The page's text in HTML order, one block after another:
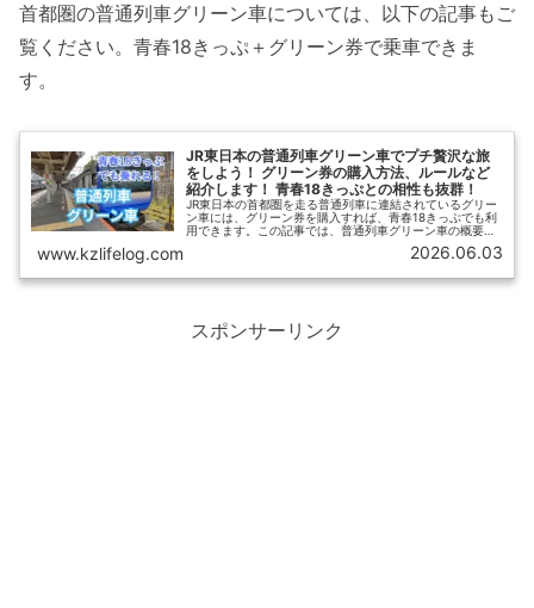
首都圏の普通列車グリーン車については、以下の記事もご
覧ください。青春18きっぷ＋グリーン券で乗車できま
す。
JR東日本の普通列車グリーン車でプチ贅沢な旅
をしよう！ グリーン券の購入方法、ルールなど
紹介します！ 青春18きっぷとの相性も抜群！
JR東日本の首都圏を走る普通列車に連結されているグリー
ン車には、グリーン券を購入すれば、青春18きっぷでも利
用できます。この記事では、普通列車グリーン車の概要、
グリーン券の購入方法、混雑状況、【青春18きっぷナビ】
www.kzlifelog.com 2026.06.03
スポンサーリンク